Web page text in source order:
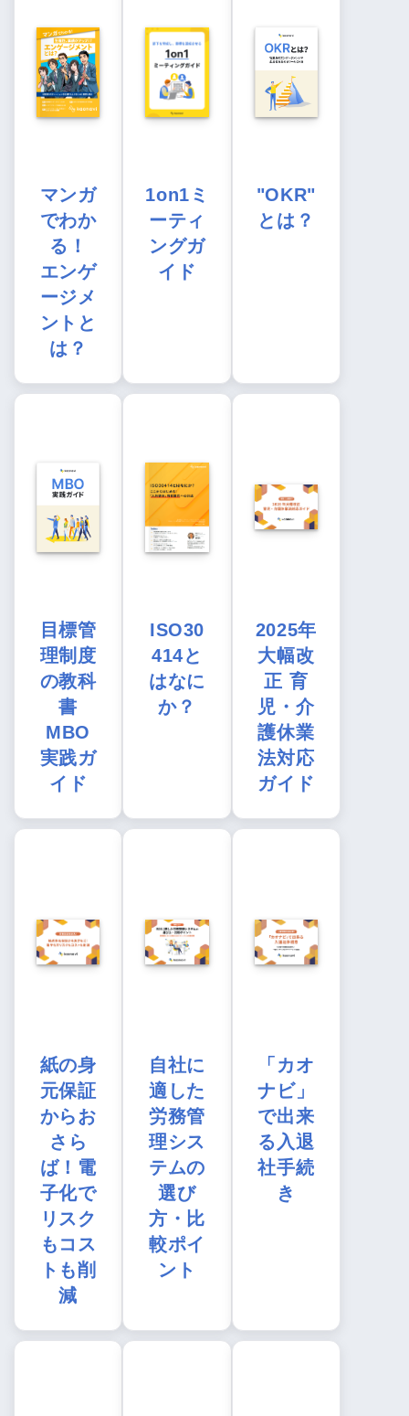
マンガ
でわか
る！
エンゲ
ージメ
ントと
は？
1on1ミ
ーティ
ングガ
イド
"OKR"
とは？
目標管
理制度
の教科
書
MBO
実践ガ
イド
ISO30
414と
はなに
か？
2025年
大幅改
正 育
児・介
護休業
法対応
ガイド
紙の身
元保証
からお
さら
ば！電
子化で
リスク
もコス
トも削
減
自社に
適した
労務管
理シス
テムの
選び
方・比
較ポイ
ント
「カオ
ナビ」
で出来
る入退
社手続
き